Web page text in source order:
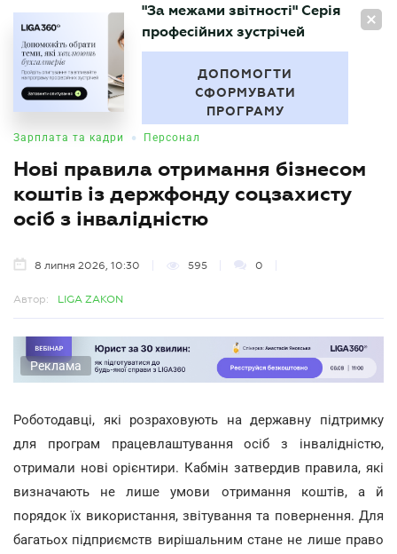
UA
БУХГАЛТЕР
"За межами звітності" Серія
професійних зустрічей
ДОПОМОГТИ
СФОРМУВАТИ
ПРОГРАМУ
Зарплата та кадри • Персонал
Нові правила отримання бізнесом
коштів із держфонду соцзахисту
осіб з інвалідністю
8 липня 2026, 10:30 595 0
Автор: LIGA ZAKON
Реклама
Роботодавці, які розраховують на державну підтримку
для програм працевлаштування осіб з інвалідністю,
отримали нові орієнтири. Кабмін затвердив правила, які
визначають не лише умови отримання коштів, а й
порядок їх використання, звітування та повернення. Для
багатьох підприємств вирішальним стане не лише право